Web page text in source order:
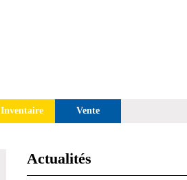
Inventaire Vente
Actualités